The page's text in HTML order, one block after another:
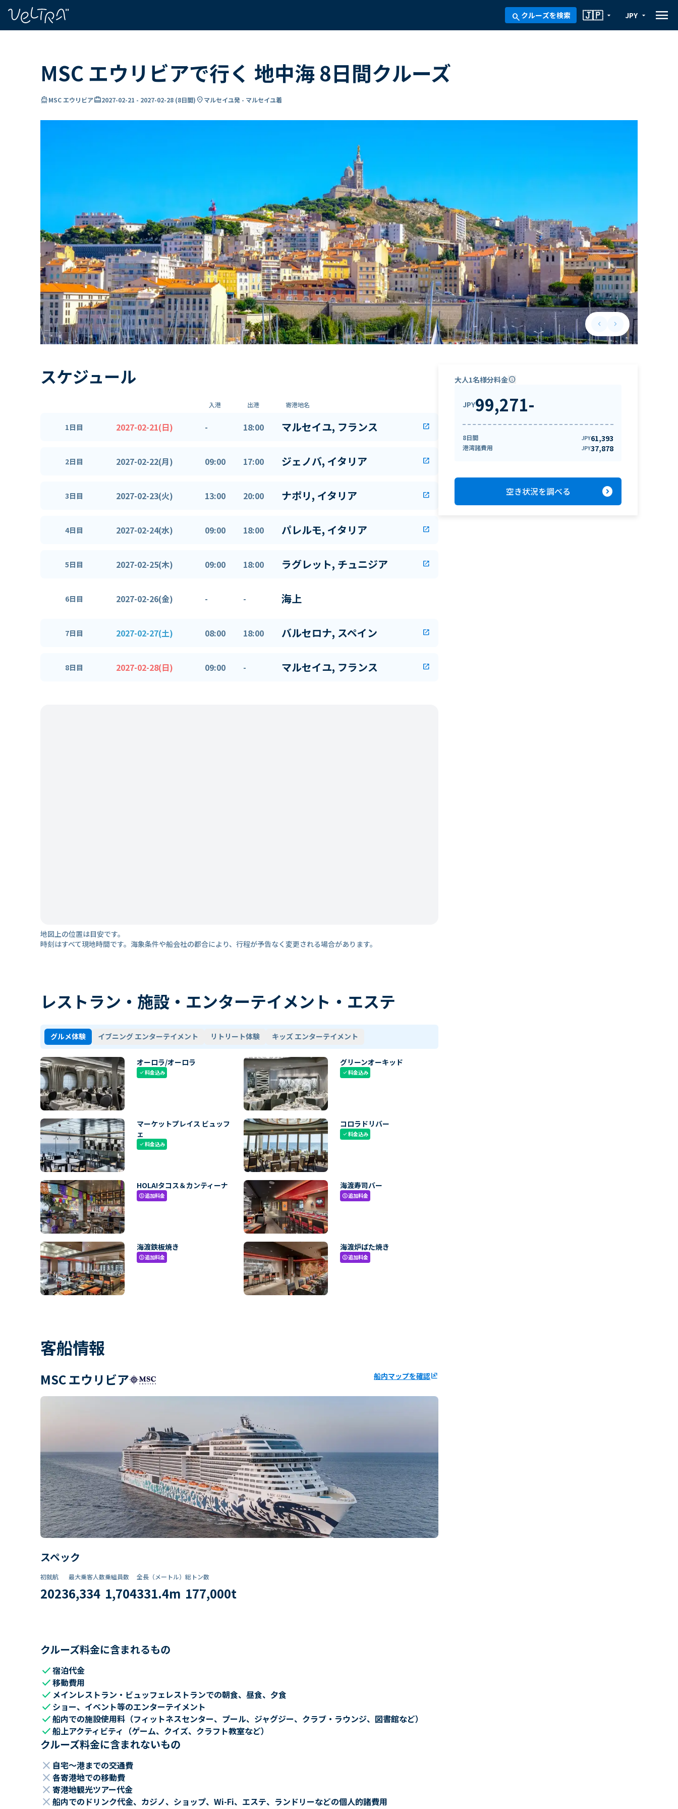
search クルーズを検索 arrow_drop_down
🇯🇵 arrow_drop_down
JPY menu
MSC エウリビアで行く 地中海 8日間クルーズ
directions_boatMSC エウリビアcard_travel2027-02-21 - 2027-02-28 (8日間) location_onマルセイユ発 - マルセイユ着
keyboard_arrow_leftPrevious slide
keyboard_arrow_rightNext slide
スケジュール
入港 出港 寄港地名
1日目 2027-02-21(日) - 18:00 マルセイユ, フランス open_in_new
2日目 2027-02-22(月) 09:00 17:00 ジェノバ, イタリア open_in_new
3日目 2027-02-23(火) 13:00 20:00 ナポリ, イタリア open_in_new
4日目 2027-02-24(水) 09:00 18:00 パレルモ, イタリア open_in_new
5日目 2027-02-25(木) 09:00 18:00 ラグレット, チュニジア open_in_new
6日目 2027-02-26(金) - - 海上
7日目 2027-02-27(土) 08:00 18:00 バルセロナ, スペイン open_in_new
8日目 2027-02-28(日) 09:00 - マルセイユ, フランス open_in_new
地図上の位置は目安です。
時刻はすべて現地時間です。海象条件や船会社の都合により、行程が予告なく変更される場合があります。
レストラン・施設・エンターテイメント・エステ
グルメ体験 イブニング エンターテイメント リトリート体験 キッズ エンターテイメント
オーロラ/オーロラ
check料金込み
グリーンオーキッド
check料金込み
マーケットプレイス ビュッフ
ェ
check料金込み
コロラドリバー
check料金込み
HOLA!タコス＆カンティーナ
paid追加料金
海渡寿司バー
paid追加料金
海渡鉄板焼き
paid追加料金
海渡炉ばた焼き
paid追加料金
客船情報
MSC エウリビア 船内マップを確認ungroup
スペック
初就航
2023
最大乗客人数
6,334
乗組員数​
1,704
全長（メートル）
331.4m
総トン数​
177,000t
クルーズ料金に含まれるもの
check宿泊代金
check移動費用
check メインレストラン・ビュッフェレストランでの朝食、昼食、夕食
check ショー、イベント等のエンターテイメント
check船内での施設使用料（フィットネスセンター、プール、ジャグジー、クラブ・ラウンジ、図書館など）
check船上アクティビティ（ゲーム、クイズ、クラフト教室など）
クルーズ料金に含まれないもの
close 自宅～港までの交通費
close 各寄港地での移動費
close 寄港地観光ツアー代金
close 船内でのドリンク代金、カジノ、ショップ、Wi-Fi、エステ、ランドリーなどの個人的諸費用
大人1名様分料金info
JPY99,271-
8日間 JPY61,393
港湾諸費用 JPY37,878
空き状況を調べる expand_circle_right